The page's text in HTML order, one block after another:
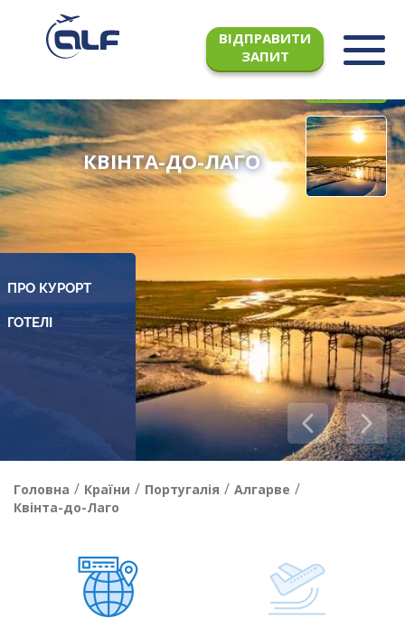
ВІДПРАВИТИ
ЗАПИТ
КВІНТА-ДО-ЛАГО
ПРО КУРОРТ
Головна / Країни / Португалія / Алгарве /
Квінта-до-Лаго